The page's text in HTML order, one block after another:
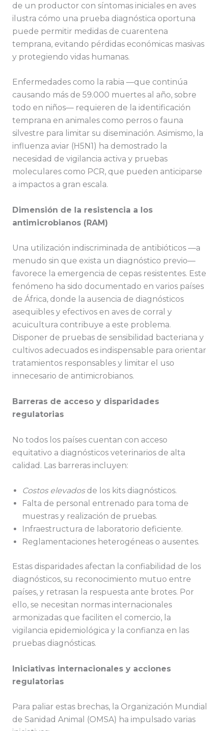
de un productor con síntomas iniciales en aves
ilustra cómo una prueba diagnóstica oportuna
puede permitir medidas de cuarentena
temprana, evitando pérdidas económicas masivas
y protegiendo vidas humanas.
Enfermedades como la rabia —que continúa
causando más de 59.000 muertes al año, sobre
todo en niños— requieren de la identificación
temprana en animales como perros o fauna
silvestre para limitar su diseminación. Asimismo, la
influenza aviar (H5N1) ha demostrado la
necesidad de vigilancia activa y pruebas
moleculares como PCR, que pueden anticiparse
a impactos a gran escala.
Dimensión de la resistencia a los
antimicrobianos (RAM)
Una utilización indiscriminada de antibióticos —a
menudo sin que exista un diagnóstico previo—
favorece la emergencia de cepas resistentes. Este
fenómeno ha sido documentado en varios países
de África, donde la ausencia de diagnósticos
asequibles y efectivos en aves de corral y
acuicultura contribuye a este problema.
Disponer de pruebas de sensibilidad bacteriana y
cultivos adecuados es indispensable para orientar
tratamientos responsables y limitar el uso
innecesario de antimicrobianos.
Barreras de acceso y disparidades
regulatorias
No todos los países cuentan con acceso
equitativo a diagnósticos veterinarios de alta
calidad. Las barreras incluyen:
Costos elevadosde los kits diagnósticos.
Falta de personal entrenado para toma de
muestras y realización de pruebas.
Infraestructura de laboratorio deficiente.
Reglamentaciones heterogéneas o ausentes.
Estas disparidades afectan la confiabilidad de los
diagnósticos, su reconocimiento mutuo entre
países, y retrasan la respuesta ante brotes. Por
ello, se necesitan normas internacionales
armonizadas que faciliten el comercio, la
vigilancia epidemiológica y la confianza en las
pruebas diagnósticas.
Iniciativas internacionales y acciones
regulatorias
Para paliar estas brechas, la Organización Mundial
de Sanidad Animal (OMSA) ha impulsado varias